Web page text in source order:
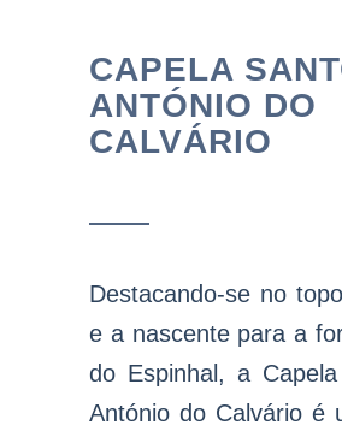
CAPELA
ANTÓNIO DO
CALVÁRIO
Destacando-se no
e a nascente para a
do Espinhal, a
António do Calvário é